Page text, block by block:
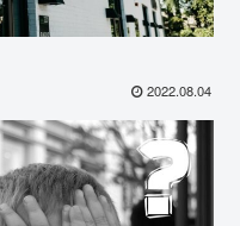
2022.08.04